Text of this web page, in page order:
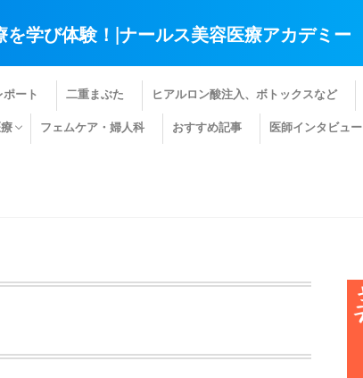
を学び体験！|ナールス美容医療アカデミー
ポート 二重まぶた ヒアルロン酸注入、ボトックスなど
フェムケア・婦人科 おすすめ記事 医師インタビュー